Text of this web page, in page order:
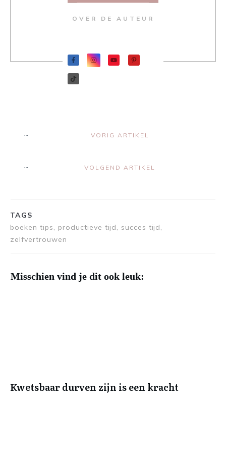
OVER DE AUTEUR
VORIG ARTIKEL
VOLGEND ARTIKEL
TAGS
boeken tips, productieve tijd, succes tijd,
zelfvertrouwen
Misschien vind je dit ook leuk:
Kwetsbaar durven zijn is een kracht